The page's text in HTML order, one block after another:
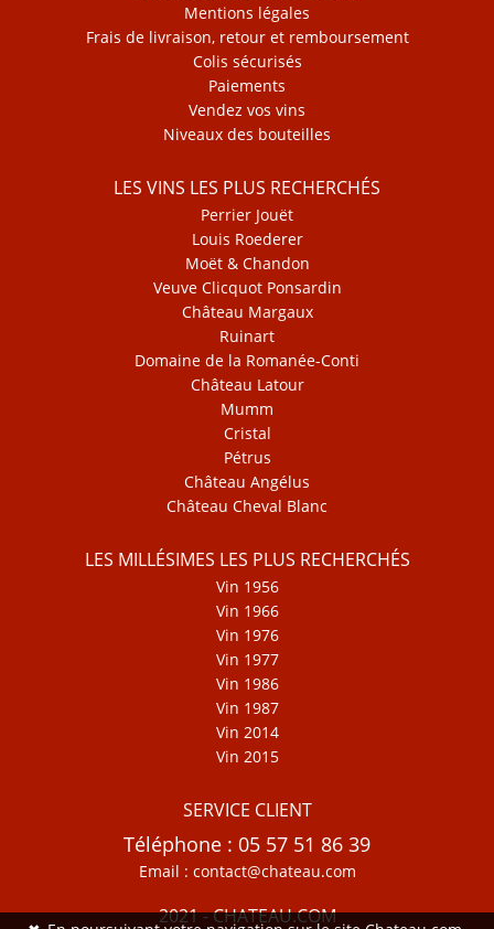
Mentions légales
Frais de livraison, retour et remboursement
Colis sécurisés
Paiements
Vendez vos vins
Niveaux des bouteilles
LES VINS LES PLUS RECHERCHÉS
Perrier Jouët
Louis Roederer
Moët & Chandon
Veuve Clicquot Ponsardin
Château Margaux
Ruinart
Domaine de la Romanée-Conti
Château Latour
Mumm
Cristal
Pétrus
Château Angélus
Château Cheval Blanc
LES MILLÉSIMES LES PLUS RECHERCHÉS
Vin 1956
Vin 1966
Vin 1976
Vin 1977
Vin 1986
Vin 1987
Vin 2014
Vin 2015
SERVICE CLIENT
Téléphone : 05 57 51 86 39
Email : contact@chateau.com
2021 - CHATEAU.COM